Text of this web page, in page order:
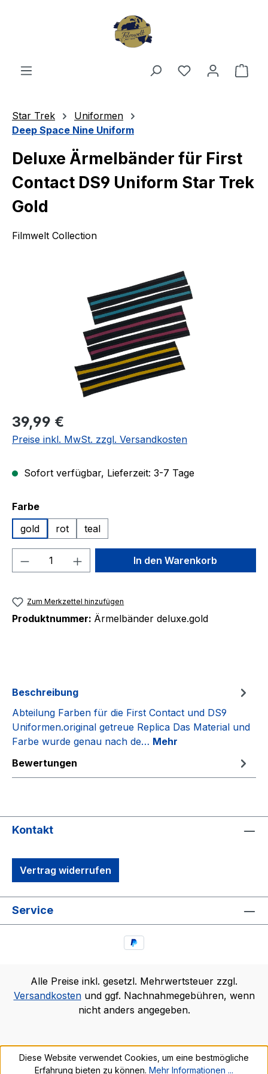
Du hast 0
Star Trek
Uniformen
Deep Space Nine Uniform
Deluxe Ärmelbänder für First
Contact DS9 Uniform Star Trek
Gold
Filmwelt Collection
Regulärer Preis:
39,99 €
Preise inkl. MwSt. zzgl. Versandkosten
Sofort verfügbar, Lieferzeit: 3-7 Tage
Farbeauswählen
gold
rot teal
Produkt Anzahl: Gib denIn den Warenkorb
Zum Merkzettel hinzufügen
Produktnummer: Ärmelbänder deluxe.gold
Beschreibung
Abteilung Farben für die First Contact und DS9
Uniformen.original getreue Replica Das Material und
Farbe wurde genau nach de… Mehr
Bewertungen
Kontakt
Vertrag widerrufen
Service
Alle Preise inkl. gesetzl. Mehrwertsteuer zzgl.
Versandkostenund ggf. Nachnahmegebühren, wenn
nicht anders angegeben.
Diese Website verwendet Cookies, um eine bestmögliche
Erfahrung bieten zu können. Mehr Informationen ...